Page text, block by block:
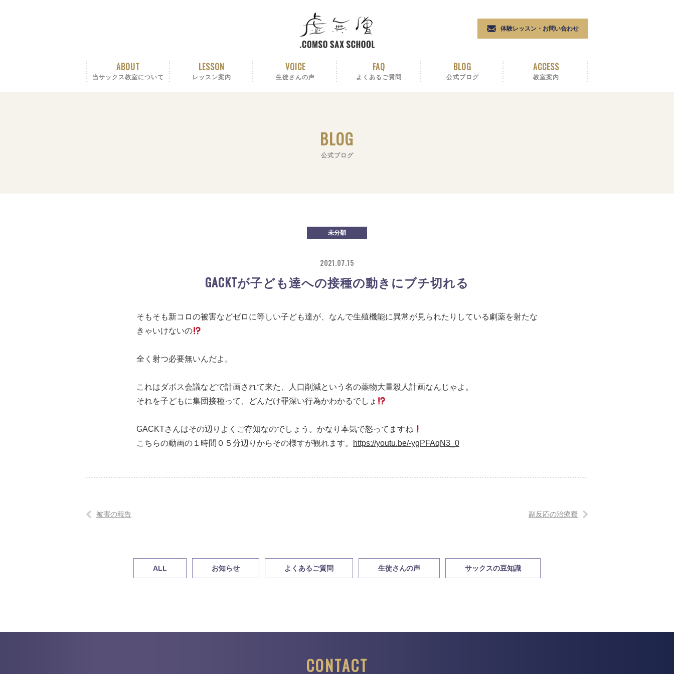
体験レッスン・お問い合わせ
ABOUT
当サックス教室について
LESSON
レッスン案内
VOICE
生徒さんの声
FAQ
よくあるご質問
BLOG
公式ブログ
ACCESS
教室案内
BLOG
公式ブログ
未分類
2021.07.15
GACKTが子ども達への接種の動きにブチ切れる
そもそも新コロの被害などゼロに等しい子ども達が、なんで生殖機能に異常が見られたりしている劇薬を射たな
きゃいけないの
全く射つ必要無いんだよ。
これはダボス会議などで計画されて来た、人口削減という名の薬物大量殺人計画なんじゃよ。
それを子どもに集団接種って、どんだけ罪深い行為かわかるでしょ
GACKTさんはその辺りよくご存知なのでしょう。かなり本気で怒ってますね
こちらの動画の１時間０５分辺りからその様すが観れます。
https://youtu.be/-ygPFAqN3_0
被害の報告 副反応の治療費
ALL お知らせ よくあるご質問 生徒さんの声 サックスの豆知識
CONTACT